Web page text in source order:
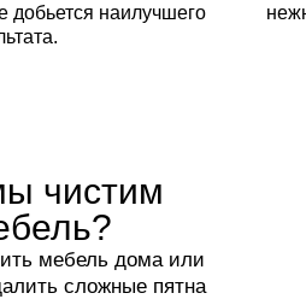
добьется наилучшего
чистим
мебель дома или
сложные пятна